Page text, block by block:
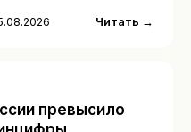
Читать →
превысило